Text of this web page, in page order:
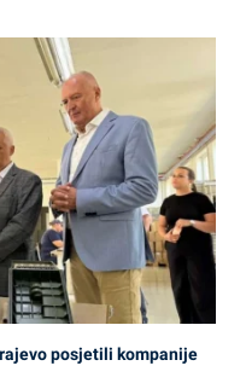
posjetili kompanije